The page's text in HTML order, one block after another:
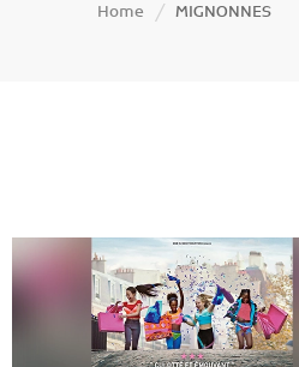
Home MIGNONNES